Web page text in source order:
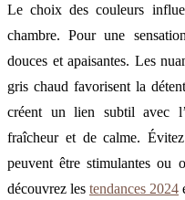
Le choix des couleurs
chambre. Pour une
douces et apaisantes. Les
gris chaud favorisent la
créent un lien subtil avec
fraîcheur et de calme.
peuvent être stimulantes ou
découvrez les tendances 2024